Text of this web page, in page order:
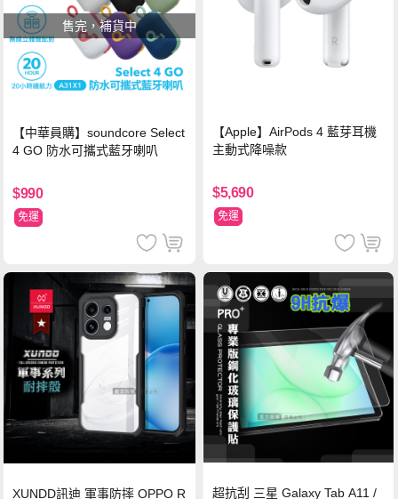
售完，補貨中
【中華員購】soundcore Select
4 GO 防水可攜式藍牙喇叭
$990
免運
【Apple】AirPods 4 藍芽耳機
主動式降噪款
$5,690
免運
XUNDD訊迪 軍事防摔 OPPO R 超抗刮 三星 Galaxy Tab A11 /